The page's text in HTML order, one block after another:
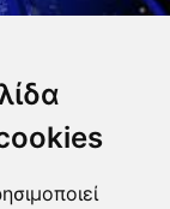
2026